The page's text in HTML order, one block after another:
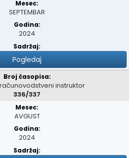
SEPTEMBAR
2024
Pogledaj
instruktor
336/337
AVGUST
2024